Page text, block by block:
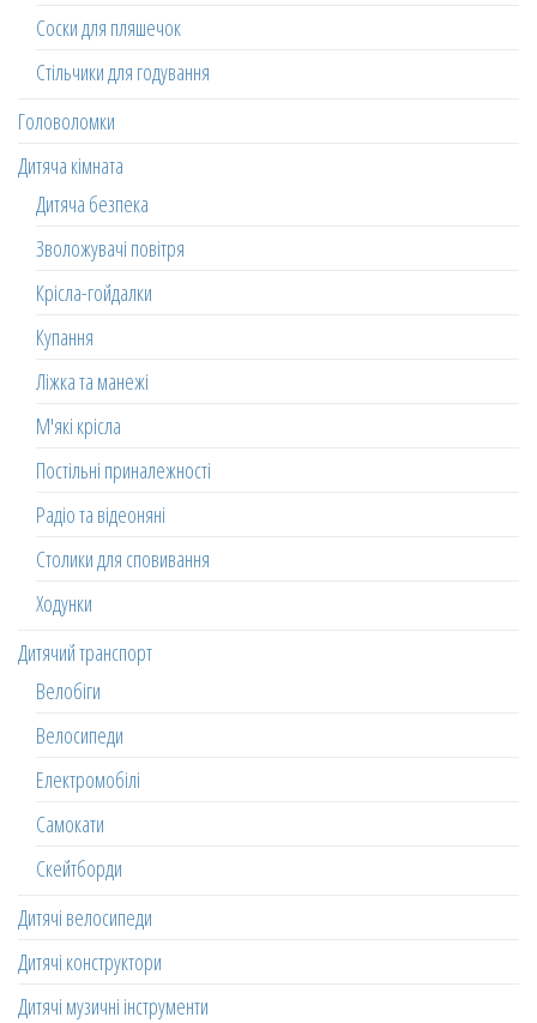
Соски для пляшечок
Стільчики для годування
Головоломки
Дитяча кімната
Дитяча безпека
Зволожувачі повітря
Крісла-гойдалки
Купання
Ліжка та манежі
М'які крісла
Постільні приналежності
Радіо та відеоняні
Столики для сповивання
Ходунки
Дитячий транспорт
Велобіги
Велосипеди
Електромобілі
Самокати
Скейтборди
Дитячі велосипеди
Дитячі конструктори
Дитячі музичні інструменти